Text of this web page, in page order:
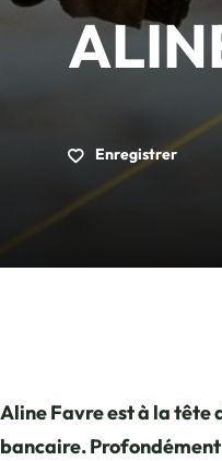
Enregistrer
Aline Favre est à la tête
bancaire.